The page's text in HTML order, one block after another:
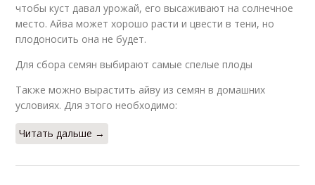
чтобы куст давал урожай, его высаживают на солнечное
место. Айва может хорошо расти и цвести в тени, но
плодоносить она не будет.
Для сбора семян выбирают самые спелые плоды
Также можно вырастить айву из семян в домашних
условиях. Для этого необходимо:
Читать дальше →